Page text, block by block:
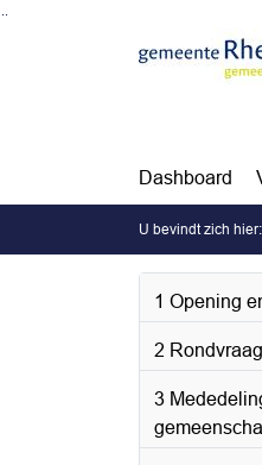
Dashboard
U bevindt zich hier:
1 Opening
2 Rondvraag
3